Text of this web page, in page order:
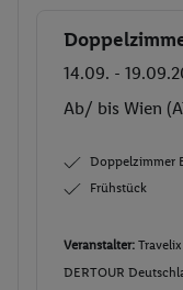
Buchen
14.09. -
Ab/ bis Wien
Doppelzimmer
Frühstück
Veranstalter:
DERTOUR